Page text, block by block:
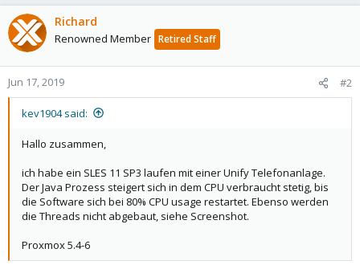
Richard
Renowned Member Retired Staff
Jun 17, 2019 #2
kev1904 said:
Hallo zusammen,
ich habe ein SLES 11 SP3 laufen mit einer Unify Telefonanlage.
Der Java Prozess steigert sich in dem CPU verbraucht stetig, bis
die Software sich bei 80% CPU usage restartet. Ebenso werden
die Threads nicht abgebaut, siehe Screenshot.
Proxmox 5.4-6